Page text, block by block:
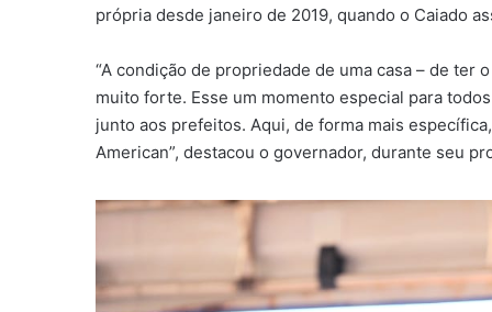
própria desde janeiro de 2019, quando o Caiado
“A condição de propriedade de uma casa – de ter
muito forte. Esse um momento especial para
junto aos prefeitos. Aqui, de forma mais
American”, destacou o governador, durante seu